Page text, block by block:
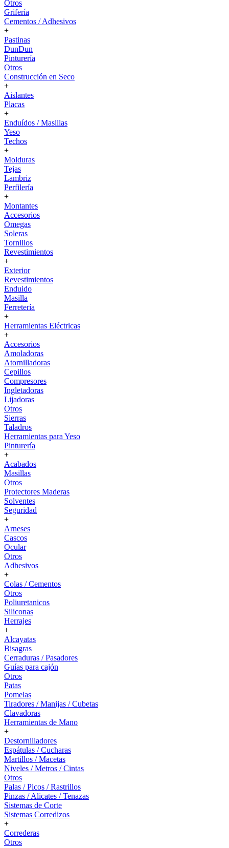
Otros
Grifería
Cementos / Adhesivos
+
Pastinas
DunDun
Pinturería
Otros
Construcción en Seco
+
Aislantes
Placas
+
Enduídos / Masillas
Yeso
Techos
+
Molduras
Tejas
Lambriz
Perfilería
+
Montantes
Accesorios
Omegas
Soleras
Tornillos
Revestimientos
+
Exterior
Revestimientos
Enduido
Masilla
Ferretería
+
Herramientas Eléctricas
+
Accesorios
Amoladoras
Atornilladoras
Cepillos
Compresores
Ingletadoras
Lijadoras
Otros
Sierras
Taladros
Herramientas para Yeso
Pinturería
+
Acabados
Masillas
Otros
Protectores Maderas
Solventes
Seguridad
+
Arneses
Cascos
Ocular
Otros
Adhesivos
+
Colas / Cementos
Otros
Poliuretanicos
Siliconas
Herrajes
+
Alcayatas
Bisagras
Cerraduras / Pasadores
Guías para cajón
Otros
Patas
Pomelas
Tiradores / Manijas / Cubetas
Clavadoras
Herramientas de Mano
+
Destornilladores
Espátulas / Cucharas
Martillos / Macetas
Niveles / Metros / Cintas
Otros
Palas / Picos / Rastrillos
Pinzas / Alicates / Tenazas
Sistemas de Corte
Sistemas Corredizos
+
Correderas
Otros